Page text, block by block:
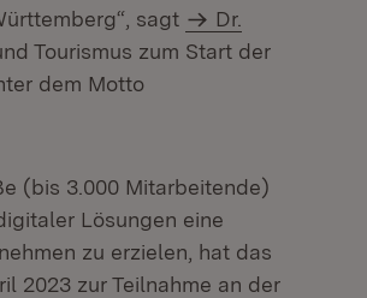
sagt
Dr.
Tourismus zum Start der
dem Motto
(bis 3.000 Mitarbeitende)
Lösungen eine
zu erzielen, hat das
2023 zur Teilnahme an der